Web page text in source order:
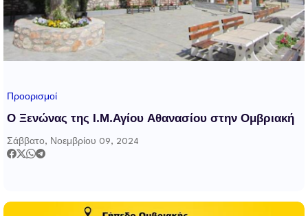
Προορισμοί
Ο Ξενώνας της Ι.Μ.Αγίου Αθανασίου στην Ομβριακή
Σάββατο, Νοεμβρίου 09, 2024